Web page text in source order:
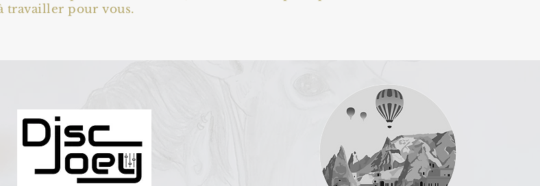
travailler pour vous.